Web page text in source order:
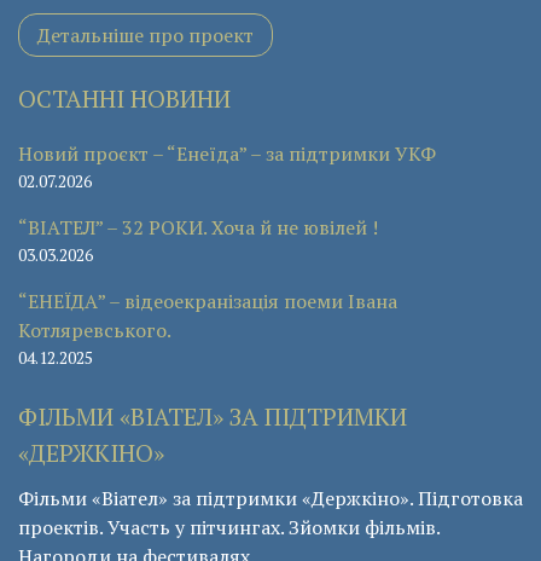
Детальніше про проект
ОСТАННІ НОВИНИ
Новий проєкт – “Енеїда” – за підтримки УКФ
02.07.2026
“ВІАТЕЛ” – 32 РОКИ. Хоча й не ювілей !
03.03.2026
“ЕНЕЇДА” – відеоекранізація поеми Івана
Котляревського.
04.12.2025
ФІЛЬМИ «ВІАТЕЛ» ЗА ПІДТРИМКИ
«ДЕРЖКІНО»
Фільми «Віател» за підтримки «Держкіно». Підготовка
проектів. Участь у пітчингах. Зйомки фільмів.